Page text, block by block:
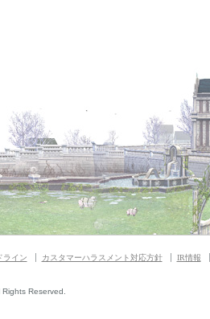
ライン カスタマーハラスメント対応方針 IR情報
Reserved.